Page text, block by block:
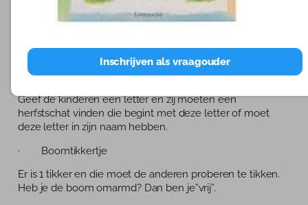
Teken een kleine cirkel op de grond in het bos. Teken
dennenappels. Wie krijgt ze in het dartbord?
· Alfabetspel
Geef de kinderen een letter en zij moeten een
herfstschat vinden die begint met deze letter of moet
deze letter in zijn naam hebben.
· Boomtikkertje
Er is 1 tikker en die moet de anderen proberen te tikken.
Heb je de boom omarmd? Dan ben je”vrij”.
Inschrijven als vraagouder